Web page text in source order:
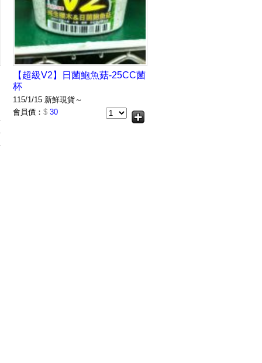
【超級V2】日菌鮑魚菇-25CC菌
杯
115/1/15 新鮮現貨～
會員價： $ 30